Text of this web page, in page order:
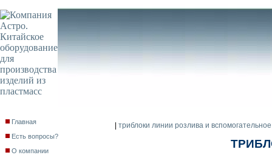
Главная
Есть вопросы?
О компании
триблоки линии розлива и